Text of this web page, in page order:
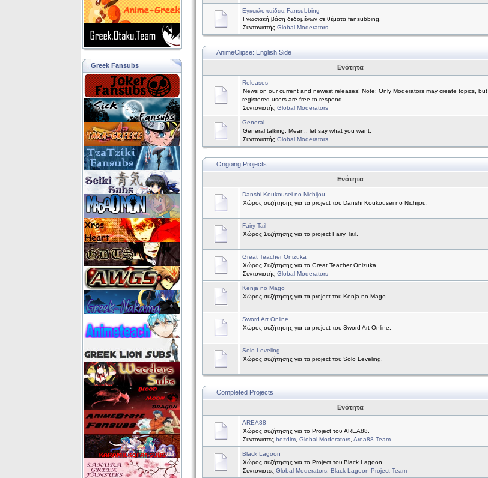
Greek Fansubs
Εγκυκλοπαίδεια Fansubbing
Γνωσιακή βάση δεδομένων σε θέματα fansubbing.
Συντονιστής Global Moderators
AnimeClipse: English Side
Ενότητα
Releases
News on our current and newest releases! Note: Only Moderators may create topics, but
registered users are free to respond.
Συντονιστής Global Moderators
General
General talking. Mean.. let say what you want.
Συντονιστής Global Moderators
Ongoing Projects
Ενότητα
Danshi Koukousei no Nichijou
Χώρος συζήτησης για τα project του Danshi Koukousei no Nichijou.
Fairy Tail
Χώρος Συζήτησης για το project Fairy Tail.
Great Teacher Onizuka
Χώρος Συζήτησης για το Great Teacher Onizuka
Συντονιστής Global Moderators
Kenja no Mago
Χώρος συζήτησης για τα project του Kenja no Mago.
Sword Art Online
Χώρος συζήτησης για τα project του Sword Art Online.
Solo Leveling
Χώρος συζήτησης για τα project του Solo Leveling.
Completed Projects
Ενότητα
AREA88
Χώρος συζήτησης για το Project του AREA88.
Συντονιστές bezdim, Global Moderators, Area88 Team
Black Lagoon
Χώρος συζήτησης για το Project του Black Lagoon.
Συντονιστές Global Moderators, Black Lagoon Project Team